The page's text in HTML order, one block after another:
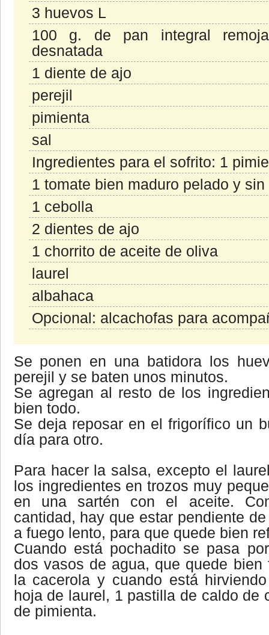
3 huevos L
100 g. de pan integral
desnatada
1 diente de ajo
perejil
pimienta
sal
Ingredientes para el sofrito: 1
1 tomate bien maduro pelado y
1 cebolla
2 dientes de ajo
1 chorrito de aceite de oliva
laurel
albahaca
Opcional: alcachofas para
Se ponen en una batidora los
perejil y se baten unos minutos.
Se agregan al resto de los
bien todo.
Se deja reposar en el frigorífico un
día para otro.
Para hacer la salsa, excepto el
los ingredientes en trozos muy
en una sartén con el aceite.
cantidad, hay que estar pendiente
a fuego lento, para que quede bien
Cuando está pochadito se pasa
dos vasos de agua, que quede
la cacerola y cuando está
hoja de laurel, 1 pastilla de caldo de
de pimienta.